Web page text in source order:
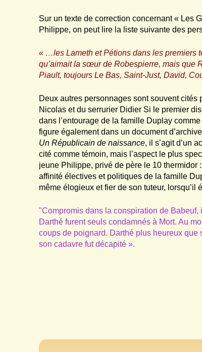
Sur un texte de correction concernant « Les
Philippe, on peut lire la liste suivante des
« …les Lameth et Pétions dans les premiers
qu’aimait la sœur de Robespierre, mais que
Piault, toujours Le Bas, Saint-Just, David,
Deux autres personnages sont souvent cités
Nicolas et du serrurier Didier Si le premier
dans l’entourage de la famille Duplay
figure également dans un document
Un Républicain de naissance, il s’agit d’un
cité comme témoin, mais l’aspect le plus
jeune Philippe, privé de père le 10 thermidor
affinité électives et politiques de la famille
même élogieux et fier de son tuteur, lorsqu’il
"Compromis dans la conspiration de
Darthé furent seuls condamnés à Mort. Au
coups de poignard. Darthé plus heureux que
son cadavre fut décapité ».